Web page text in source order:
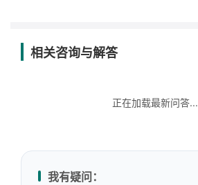
相关咨询与解答
正在加载最新问答...
我有疑问：